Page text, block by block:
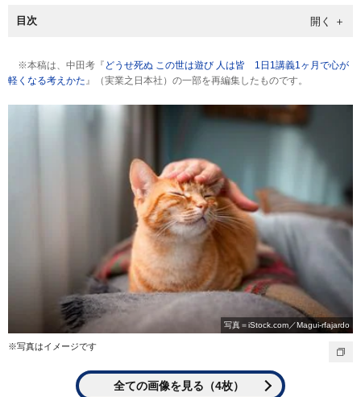
目次
※本稿は、中田考『 どうせ死ぬ この世は遊び 人は皆 1日1講義1ヶ月で心が
軽くなる考えかた 』（実業之日本社）の一部を再編集したものです。
写真＝iStock.com／Magui-rfajardo
※写真はイメージです
全ての画像を見る（4枚）